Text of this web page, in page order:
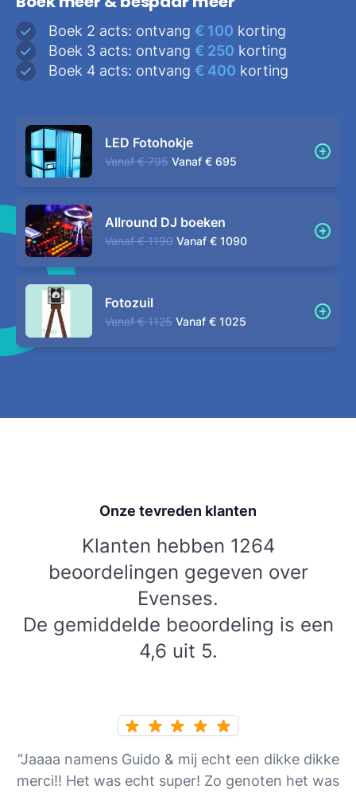
Boek 2 acts: ontvang € 100 korting
Boek 3 acts: ontvang € 250 korting
Boek 4 acts: ontvang € 400 korting
LED Fotohokje
Vanaf € 795 Vanaf € 695
Allround DJ boeken
Vanaf € 1190 Vanaf € 1090
Fotozuil
Vanaf € 1125 Vanaf € 1025
Onze tevreden klanten
Klanten hebben 1264
beoordelingen gegeven over
Evenses.
De gemiddelde beoordeling is een
4,6 uit 5.
“Jaaaa namens Guido & mij echt een dikke dikke
merci!! Het was echt super! Zo genoten het was